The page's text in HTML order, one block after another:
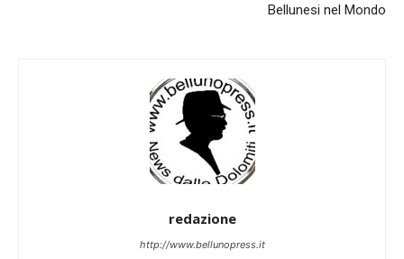
Bellunesi nel Mondo
redazione
http://www.bellunopress.it